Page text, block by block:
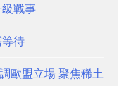
戰事
待
歐盟立場 聚焦稀土